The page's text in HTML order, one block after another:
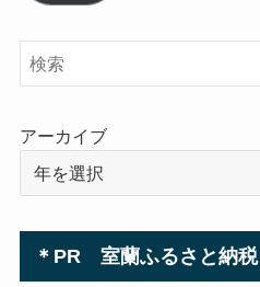
レ
ス
アーカイブ
＊PR 室蘭ふるさと納税